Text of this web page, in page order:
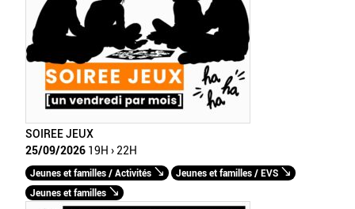
SOIREE JEUX
25/09/2026 19H › 22H
Jeunes et familles / Activités
Jeunes et familles / EVS
Jeunes et familles